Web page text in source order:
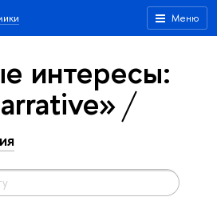
Меню
интересы: